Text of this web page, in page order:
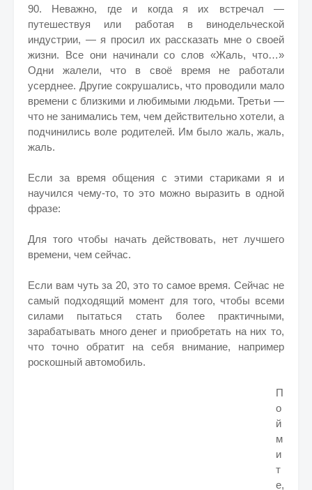
90. Неважно, где и когда я их встречал —
путешествуя или работая в винодельческой
индустрии, — я просил их рассказать мне о своей
жизни. Все они начинали со слов «Жаль, что…»
Одни жалели, что в своё время не работали
усерднее. Другие сокрушались, что проводили мало
времени с близкими и любимыми людьми. Третьи —
что не занимались тем, чем действительно хотели, а
подчинились воле родителей. Им было жаль, жаль,
жаль.
Если за время общения с этими стариками я и
научился чему-то, то это можно выразить в одной
фразе:
Для того чтобы начать действовать, нет лучшего
времени, чем сейчас.
Если вам чуть за 20, это то самое время. Сейчас не
самый подходящий момент для того, чтобы всеми
силами пытаться стать более практичными,
зарабатывать много денег и приобретать на них то,
что точно обратит на себя внимание, например
роскошный автомобиль.
П
о
й
м
и
т
е,